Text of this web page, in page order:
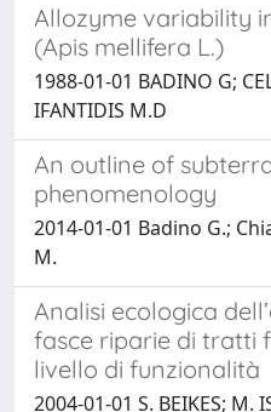
Allozyme variability
(Apis mellifera L.)
1988-01-01 BADINO G;
IFANTIDIS M.D
An outline of
phenomenology
2014-01-01 Badino G.;
M.
Analisi ecologica
fasce riparie di tratti
livello di funzionalità
2004-01-01 S. BEIKES; M.